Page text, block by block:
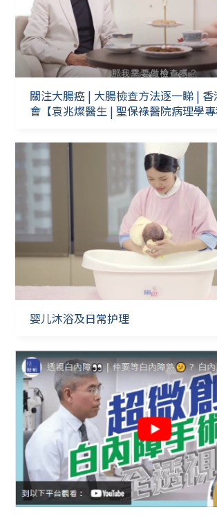
關注大腸癌 | 大腸檢查方法逐一睇 |
會【袁兆燦醫生 | 聖保祿醫院病理學專
婴儿沐浴及日常护理